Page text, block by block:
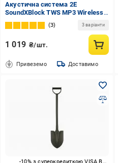
Акустична система 2E
SoundXBlock TWS MP3 Wireless
Waterproof 2.0 red (2E-
BSSXBWRD)
3 3 варіанти
1 019 ₴/шт.
Привеземо Доставимо